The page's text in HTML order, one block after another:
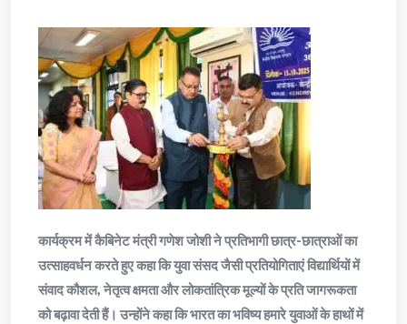
कार्यक्रम में कैबिनेट मंत्री गणेश जोशी ने प्रतिभागी छात्र-छात्राओं का
उत्साहवर्धन करते हुए कहा कि युवा संसद जैसी प्रतियोगिताएं विद्यार्थियों में
संवाद कौशल, नेतृत्व क्षमता और लोकतांत्रिक मूल्यों के प्रति जागरूकता
को बढ़ावा देती हैं। उन्होंने कहा कि भारत का भविष्य हमारे युवाओं के हाथों में